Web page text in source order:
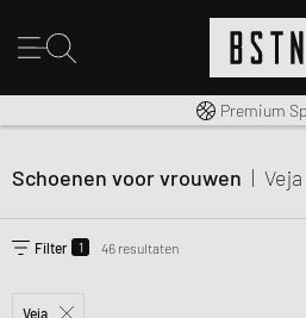
Gratis verzending
Premium
Schoenen voor vrouwen | Veja
Filter 1 46 resultaten
Veja